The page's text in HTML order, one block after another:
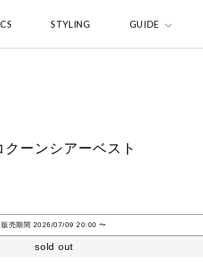
STYLING GUIDE
ーンシアーベスト
販売期間 2026/07/09 20:00〜
sold out